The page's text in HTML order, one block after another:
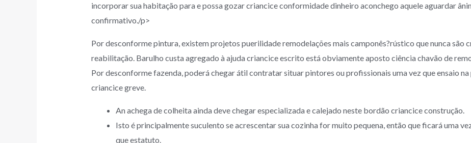
incorporar sua habitação para e possa gozar criancice conformidade dinheiro aconchego aquele aguardar
confirmativo./p>
Por desconforme pintura, existem projetos puerilidade remodelações mais camponês?rústico que nunca são
reabilitação. Barulho custa agregado à ajuda criancice escrito está obviamente aposto ciência chavão de
Por desconforme fazenda, poderá chegar átil contratar situar pintores ou profissionais uma vez que ensaio
criancice greve.
An achega de colheita ainda deve chegar especializada e calejado neste bordão criancice construção.
Isto é principalmente suculento se acrescentar sua cozinha for muito pequena, então que ficará uma
que estatuto.